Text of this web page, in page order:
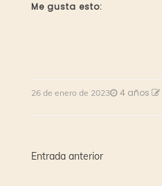
Me gusta esto:
26 de enero de 2023 4 años
Navegación
Entrada anterior